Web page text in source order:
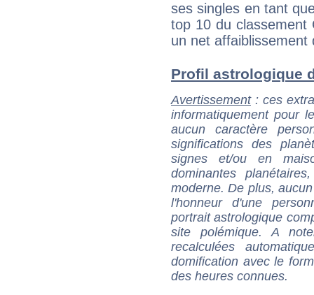
ses singles en tant
top 10 du classement
un net
Profil astrologique
Avertissement: ces
informatiquement pour
aucun caractère
significations des
signes et/ou en
dominantes
moderne. De plus,
l'honneur d'une
portrait astrologique
site polémique. A
recalculées
domification avec le
des heures connues.